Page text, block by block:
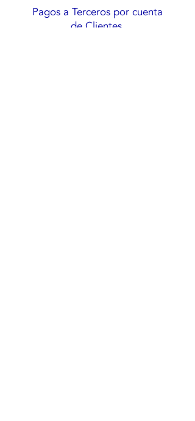
Pagos a Terceros por cuenta
de Clientes.